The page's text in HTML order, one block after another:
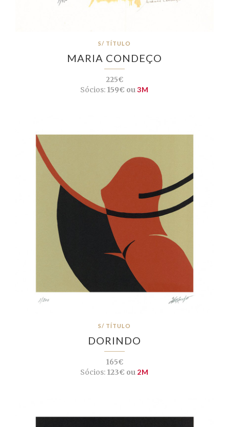
S/ TÍTULO
MARIA CONDEÇO
225€
Sócios: 159€ ou3M
S/ TÍTULO
DORINDO
165€
Sócios: 123€ ou 2M